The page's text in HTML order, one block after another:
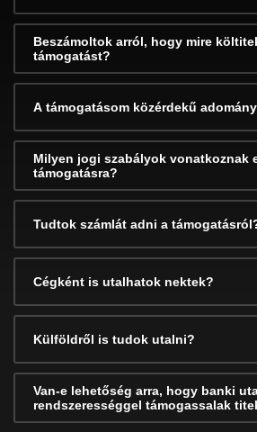
Beszámoltok arról, hogy mire
támogatást?
A támogatásom közérdekű
Milyen jogi szabályok vonatkoznak
támogatásra?
Tudtok számlát adni a
Cégként is utalhatok nektek?
Külföldről is tudok utalni?
Van-e lehetőség arra, hogy banki
rendszerességgel támogassalak